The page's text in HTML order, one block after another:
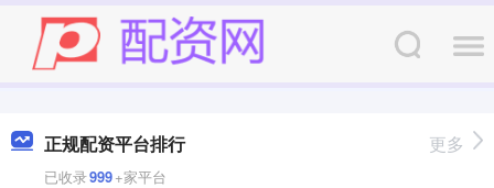
正规配资平台排行
已收录999+家平台
更多